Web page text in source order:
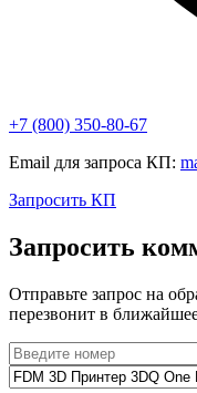
+7 (800) 350-80-67
Email для запроса КП:
Запросить КП
Запросить
Отправьте запрос на
перезвонит в